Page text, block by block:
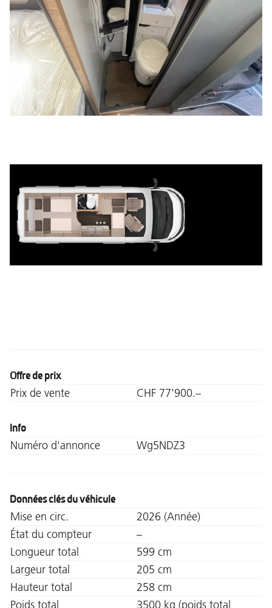
Offre de prix
Prix de vente CHF 77'900.–
Info
Numéro d'annonce Wg5NDZ3
Données clés du véhicule
Mise en circ.
2026 (Année)
État du compteur
–
Longueur total
599 cm
Largeur total
205 cm
Hauteur total
258 cm
Poids total
3500 kg (poids total